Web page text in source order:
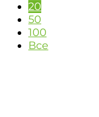
20
50
100
Все